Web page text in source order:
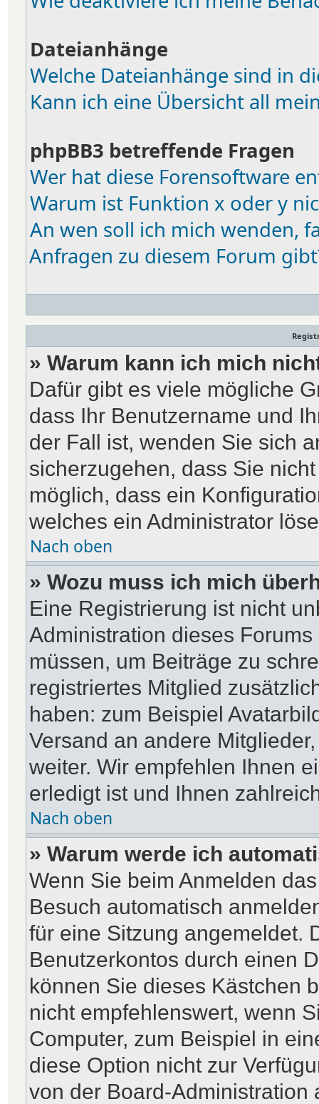
Dateianhänge
Welche Dateianhänge sind in
Kann ich eine Übersicht all
phpBB3 betreffende Fragen
Wer hat diese Forensoftware
Warum ist Funktion x oder y
An wen soll ich mich wenden,
Anfragen zu diesem Forum
» Warum kann ich mich
Dafür gibt es viele mögliche
dass Ihr Benutzername und
der Fall ist, wenden Sie sich
sicherzugehen, dass Sie
möglich, dass ein
welches ein Administrator
Nach oben
» Wozu muss ich mich
Eine Registrierung ist nicht
Administration dieses
müssen, um Beiträge zu
registriertes Mitglied
haben: zum Beispiel
Versand an andere
weiter. Wir empfehlen Ihnen
erledigt ist und Ihnen
Nach oben
» Warum werde ich
Wenn Sie beim Anmelden
Besuch automatisch
für eine Sitzung angemeldet.
Benutzerkontos durch einen
können Sie dieses Kästchen
nicht empfehlenswert, wenn
Computer, zum Beispiel in
diese Option nicht zur
von der Board-Administration